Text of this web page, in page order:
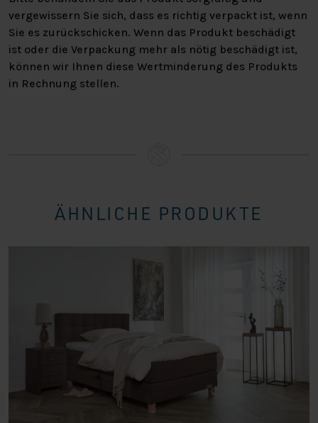
vergewissern Sie sich, dass es richtig verpackt ist, wenn
Sie es zurückschicken. Wenn das Produkt beschädigt
ist oder die Verpackung mehr als nötig beschädigt ist,
können wir Ihnen diese Wertminderung des Produkts
in Rechnung stellen.
ÄHNLICHE PRODUKTE